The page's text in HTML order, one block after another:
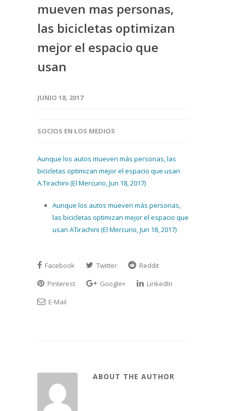
mueven mas personas,
las bicicletas optimizan
mejor el espacio que
usan
JUNIO 18, 2017
SOCIOS EN LOS MEDIOS
Aunque los autos mueven más personas, las
bicicletas optimizan mejor el espacio que usan
A.Tirachini (El Mercurio, Jun 18, 2017)
Aunque los autos mueven más personas,
las bicicletas optimizan mejor el espacio que
usan ATirachini (El Mercurio, Jun 18, 2017)
Facebook Twitter
Reddit
Pinterest
Google+
LinkedIn
E-Mail
ABOUT THE AUTHOR